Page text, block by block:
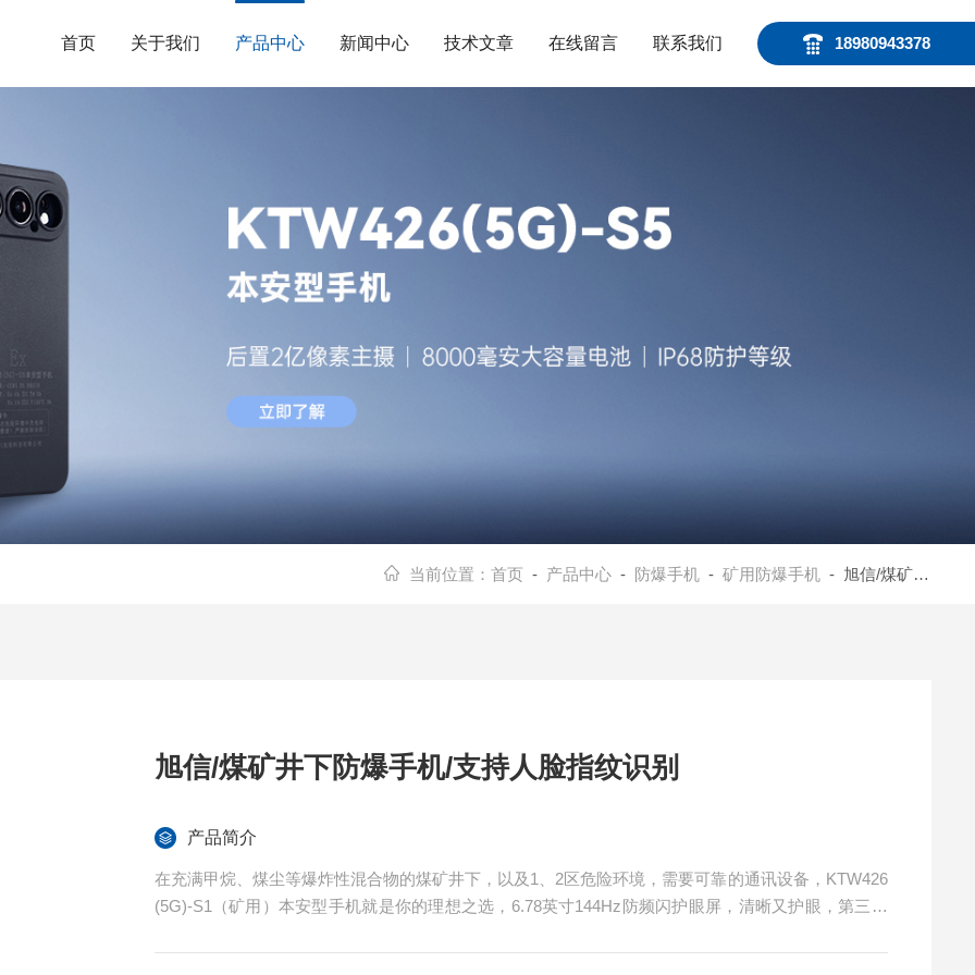
18980943378
首页 关于我们 产品中心 新闻中心 技术文章 在线留言 联系我们
当前位置：首页 - 产品中心 - 防爆手机 -矿用防爆手机 - 旭信/煤矿井下防爆手机/支持人脸指纹识别
旭信/煤矿井下防爆手机/支持人脸指纹识别
产品简介
在充满甲烷、煤尘等爆炸性混合物的煤矿井下，以及1、2区危险环境，需要可靠的通讯设备，KTW426
(5G)-S1（矿用）本安型手机就是你的理想之选，6.78英寸144Hz防频闪护眼屏，清晰又护眼，第三代